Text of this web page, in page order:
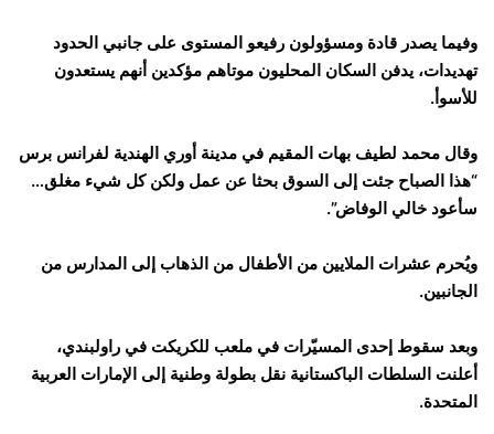
وفيما يصدر قادة ومسؤولون رفيعو المستوى على جانبي الحدود
تهديدات، يدفن السكان المحليون موتاهم مؤكدين أنهم يستعدون
للأسوأ.
وقال محمد لطيف بهات المقيم في مدينة أوري الهندية لفرانس برس
“هذا الصباح جئت إلى السوق بحثا عن عمل ولكن كل شيء مغلق…
سأعود خالي الوفاض”.
ويُحرم عشرات الملايين من الأطفال من الذهاب إلى المدارس من
الجانبين.
وبعد سقوط إحدى المسيّرات في ملعب للكريكت في راولبندي،
أعلنت السلطات الباكستانية نقل بطولة وطنية إلى الإمارات العربية
المتحدة.